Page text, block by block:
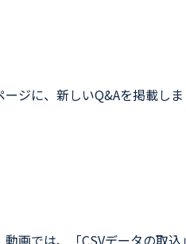
ジに、新しいQ&Aを掲載
画では、「CSVデータの取